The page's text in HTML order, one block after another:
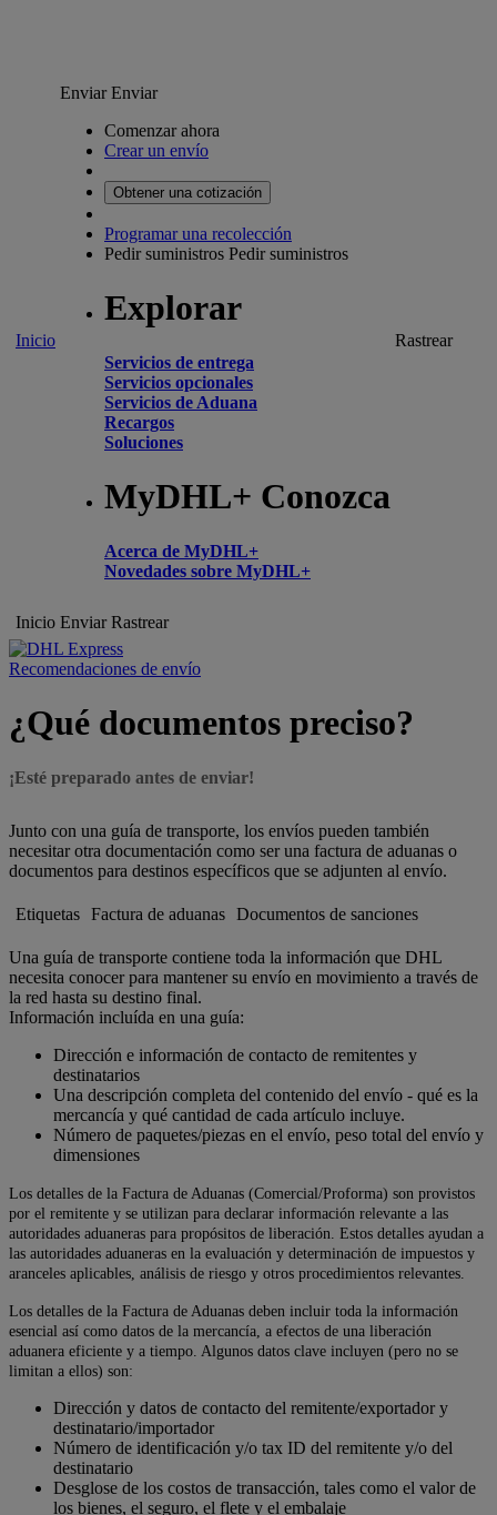
Inicio
EnviarEnviar
Comenzar ahora
Crear un envío
Obtener una cotización
Programar una recolección
Pedir suministros Pedir suministros
Explorar
Servicios de entrega
Servicios opcionales
Servicios de Aduana
Recargos
Soluciones
MyDHL+ Conozca
Acerca de MyDHL+
Novedades sobre MyDHL+
Rastrear
Inicio Enviar Rastrear
Recomendaciones de envío
¿Qué documentos preciso?
¡Esté preparado antes de enviar!
Junto con una guía de transporte, los envíos pueden también
necesitar otra documentación como ser una factura de aduanas o
documentos para destinos específicos que se adjunten al envío.
Etiquetas Factura de aduanas Documentos de sanciones
Una guía de transporte contiene toda la información que DHL
necesita conocer para mantener su envío en movimiento a través de
la red hasta su destino final.
Información incluída en una guía:
Dirección e información de contacto de remitentes y
destinatarios
Una descripción completa del contenido del envío - qué es la
mercancía y qué cantidad de cada artículo incluye.
Número de paquetes/piezas en el envío, peso total del envío y
dimensiones
Los detalles de la Factura de Aduanas (Comercial/Proforma) son provistos
por el remitente y se utilizan para declarar información relevante a las
autoridades aduaneras para propósitos de liberación. Estos detalles ayudan a
las autoridades aduaneras en la evaluación y determinación de impuestos y
aranceles aplicables, análisis de riesgo y otros procedimientos relevantes.
Los detalles de la Factura de Aduanas deben incluir toda la información
esencial así como datos de la mercancía, a efectos de una liberación
aduanera eficiente y a tiempo. Algunos datos clave incluyen (pero no se
limitan a ellos) son:
Dirección y datos de contacto del remitente/exportador y
destinatario/importador
Número de identificación y/o tax ID del remitente y/o del
destinatario
Desglose de los costos de transacción, tales como el valor de
los bienes, el seguro, el flete y el embalaje